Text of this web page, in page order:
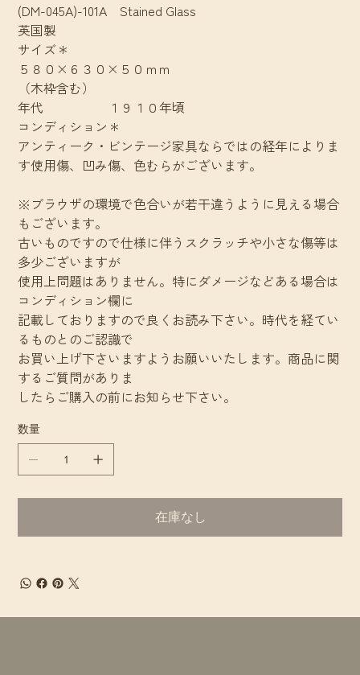
(DM-045A)-101A Stained Glass
英国製
サイズ＊
５８０×６３０×５０ｍｍ
（木枠含む）
年代 １９１０年頃
コンディション＊
アンティーク・ビンテージ家具ならではの経年によりま
す使用傷、凹み傷、色むらがございます。
※ブラウザの環境で色合いが若干違うように見える場合
もございます。
古いものですので仕様に伴うスクラッチや小さな傷等は
多少ございますが
使用上問題はありません。特にダメージなどある場合は
コンディション欄に
記載しておりますので良くお読み下さい。時代を経てい
るものとのご認識で
お買い上げ下さいますようお願いいたします。商品に関
するご質問がありま
したらご購入の前にお知らせ下さい。
数量
在庫なし